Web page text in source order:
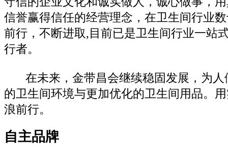
信誉赢得信任的经营理念，在卫生间行业
前行，不断进取,目前已是卫生间行业一站
行者。
在未来，金带昌会继续稳固发展，为人
的卫生间环境与更加优化的卫生间用品。
浪前行。
自主品牌